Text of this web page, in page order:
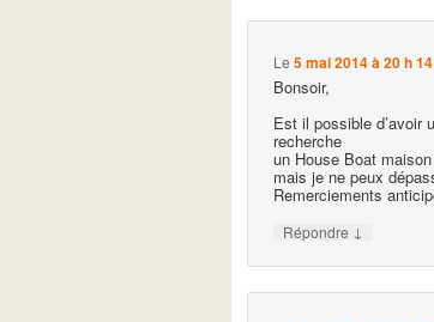
Le5 mai 2014 à 20 h
Bonsoir,
Est il possible d’avoir
recherche
un House Boat
mais je ne peux
Remerciements
Répondre ↓